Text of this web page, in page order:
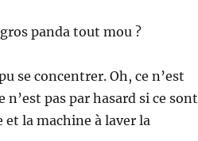
panda tout mou ?
se concentrer. Oh, ce n’est
n’est pas par hasard si ce sont
la machine à laver la